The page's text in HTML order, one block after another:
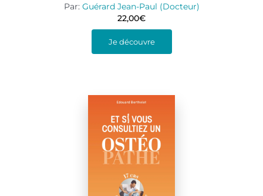
Par: Guérard Jean-Paul (Docteur)
22,00€
Je découvre